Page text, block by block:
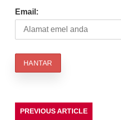
Email:
PREVIOUS ARTICLE